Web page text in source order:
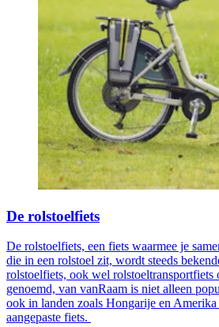
De rolstoelfiets
De rolstoelfiets, een fiets waarmee je
die in een rolstoel zit, wordt steeds
rolstoelfiets, ook wel rolstoeltransportfiets
genoemd, van vanRaam is niet alleen
ook in landen zoals Hongarije en Amerika
aangepaste fiets.